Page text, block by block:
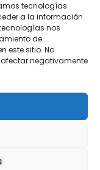
tecnologías
a la información
nos
de
este sitio. No
afectar negativamente
Legal